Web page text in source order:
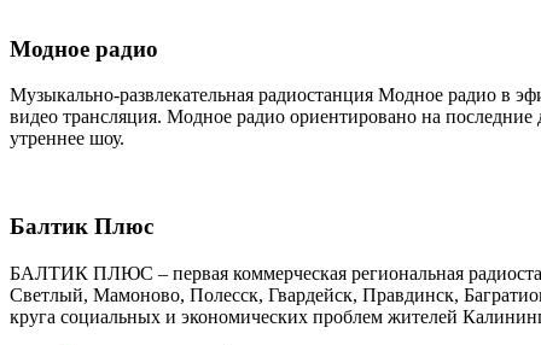
Модное радио
Музыкально-развлекательная радиостанция Модное радио в
видео трансляция. Модное радио ориентировано на
утреннее шоу.
Балтик Плюс
БАЛТИК ПЛЮС – первая коммерческая региональная
Светлый, Мамоново, Полесск, Гвардейск, Правдинск,
круга социальных и экономических проблем жителей